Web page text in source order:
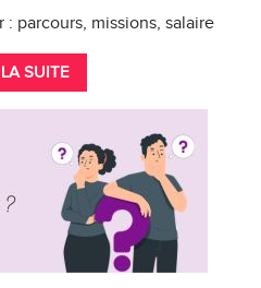
parcours, missions, salaire
SUITE